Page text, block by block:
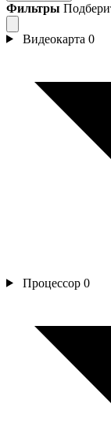
Фильтры
Видеокарта 0
Процессор 0